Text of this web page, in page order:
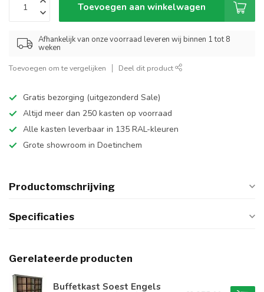
Toevoegen aan winkelwagen
Afhankelijk van onze voorraad leveren wij binnen 1 tot 8
weken
Toevoegen om te vergelijken Deel dit product
Gratis bezorging (uitgezonderd Sale)
Altijd meer dan 250 kasten op voorraad
Alle kasten leverbaar in 135 RAL-kleuren
Grote showroom in Doetinchem
Productomschrijving
Specificaties
Gerelateerde producten
Buffetkast Soest Engels